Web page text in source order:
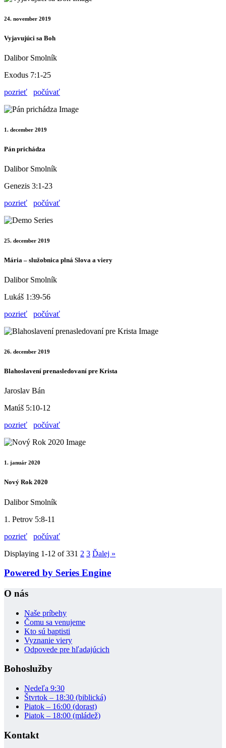
24. november 2019
Vyjavujúci sa Boh
Dalibor Smolník
Exodus 7:1-25
pozrieť
počúvať
1. december 2019
Pán prichádza
Dalibor Smolník
Genezis 3:1-23
pozrieť
počúvať
25. december 2019
Mária – služobnica plná Slova a viery
Dalibor Smolník
Lukáš 1:39-56
pozrieť
počúvať
26. december 2019
Blahoslavení prenasledovaní pre Krista
Jaroslav Bán
Matúš 5:10-12
pozrieť
počúvať
1. január 2020
Nový Rok 2020
Dalibor Smolník
1. Petrov 5:8-11
pozrieť
počúvať
Displaying 1-12 of 331 2 3 Ďalej »
Powered by Series Engine
O nás
Naše príbehy
Čomu sa venujeme
Kto sú baptisti
Vyznanie viery
Odpovede pre hľadajúcich
Bohoslužby
Nedeľa 9:30
Štvrtok – 18:30 (biblická)
Piatok – 16:00 (dorast)
Piatok – 18:00 (mládež)
Kontakt